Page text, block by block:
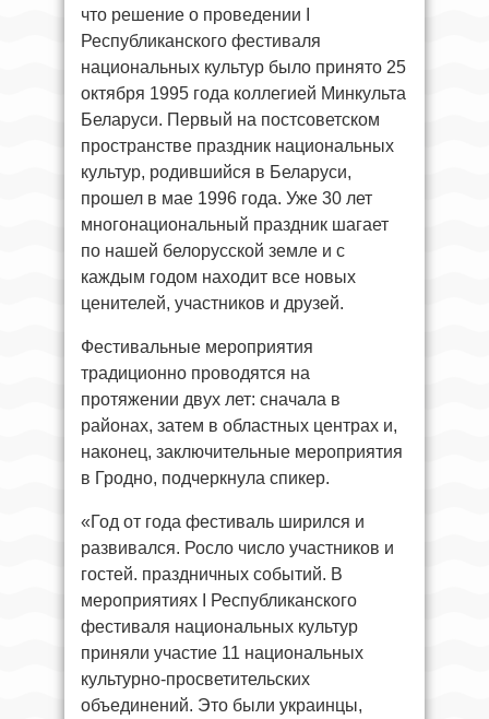
что решение о проведении I
Республиканского фестиваля
национальных культур было принято 25
октября 1995 года коллегией Минкульта
Беларуси. Первый на постсоветском
пространстве праздник национальных
культур, родившийся в Беларуси,
прошел в мае 1996 года. Уже 30 лет
многонациональный праздник шагает
по нашей белорусской земле и с
каждым годом находит все новых
ценителей, участников и друзей.
Фестивальные мероприятия
традиционно проводятся на
протяжении двух лет: сначала в
районах, затем в областных центрах и,
наконец, заключительные мероприятия
в Гродно, подчеркнула спикер.
«Год от года фестиваль ширился и
развивался. Росло число участников и
гостей. праздничных событий. В
мероприятиях I Республиканского
фестиваля национальных культур
приняли участие 11 национальных
культурно-просветительских
объединений. Это были украинцы,